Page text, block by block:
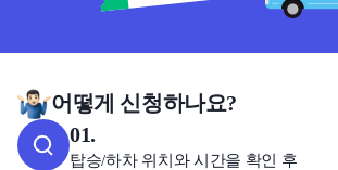
어떻게 신청하나요?
01.
탑승/하차 위치와 시간을 확인 후